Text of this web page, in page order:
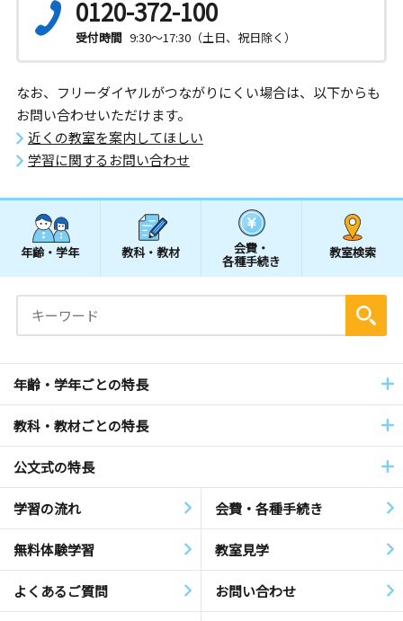
0120-372-100
受付時間 9:30～17:30（土日、祝日除く）
なお、フリーダイヤルがつながりにくい場合は、以下からも
お問い合わせいただけます。
近くの教室を案内してほしい
学習に関するお問い合わせ
年齢・学年 教科・教材 会費・
各種手続き
教室検索
年齢・学年ごとの特長
教科・教材ごとの特長
公文式の特長
学習の流れ 会費・各種手続き
無料体験学習 教室見学
よくあるご質問 お問い合わせ